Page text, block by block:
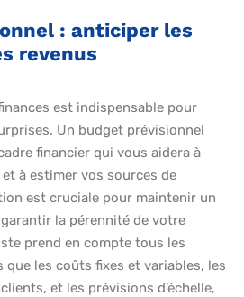
: anticiper les
revenus
est indispensable pour
Un budget prévisionnel
financier qui vous aidera à
à estimer vos sources de
est cruciale pour maintenir un
la pérennité de votre
prend en compte tous les
les coûts fixes et variables, les
et les prévisions d’échelle,